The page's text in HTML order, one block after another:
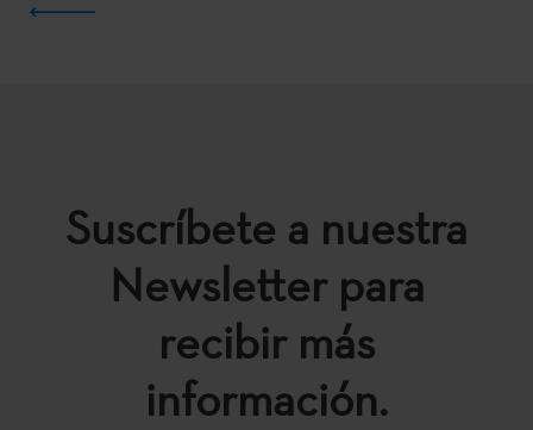
Suscríbete a nuestra
Newsletter para
recibir más
información.